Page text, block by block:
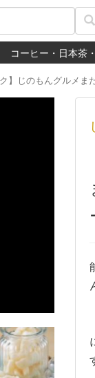
コーヒー・日本茶
】じのもんグルメ
Next